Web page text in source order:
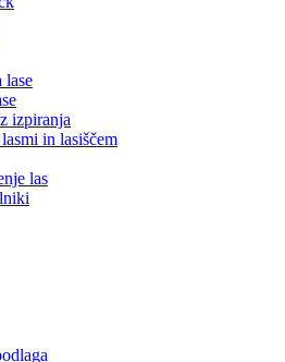
lase
izpiranja
in lasiščem
las